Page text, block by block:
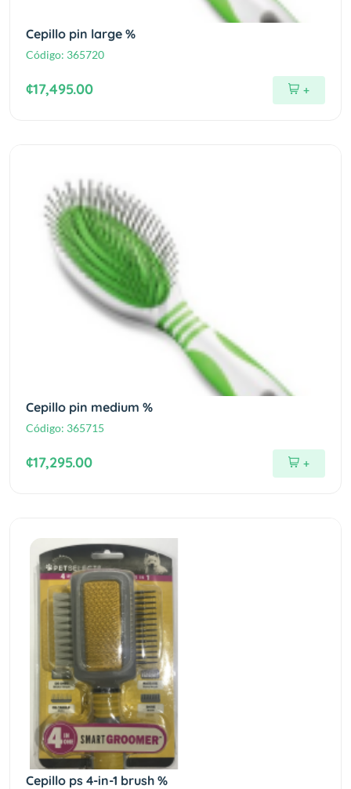
Cepillo pin large %
Código: 365720
¢17,495.00 +
Cepillo pin medium %
Código: 365715
¢17,295.00 +
Cepillo ps 4-in-1 brush %